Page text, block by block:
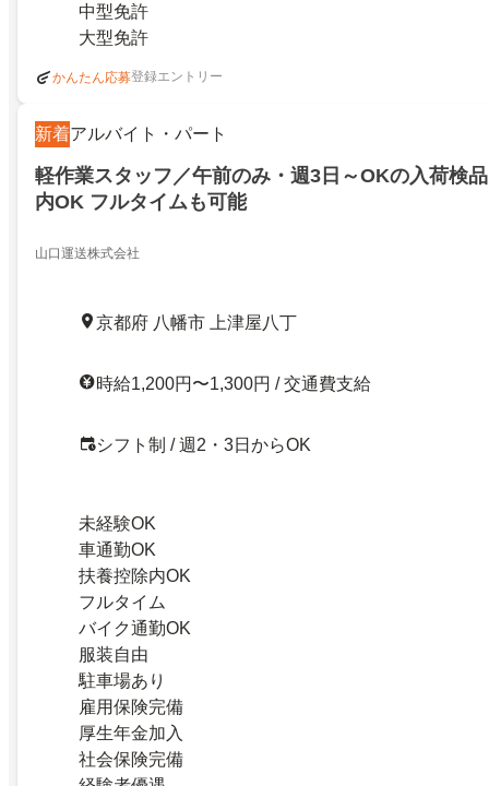
中型免許
大型免許
かんたん応募登録エントリー
新着アルバイト・パート
軽作業スタッフ／午前のみ・週3日～OKの入荷検
内OK フルタイムも可能
山口運送株式会社
京都府 八幡市 上津屋八丁
時給1,200円〜1,300円 / 交通費支給
シフト制 / 週2・3日からOK
未経験OK
車通勤OK
扶養控除内OK
フルタイム
バイク通勤OK
服装自由
駐車場あり
雇用保険完備
厚生年金加入
社会保険完備